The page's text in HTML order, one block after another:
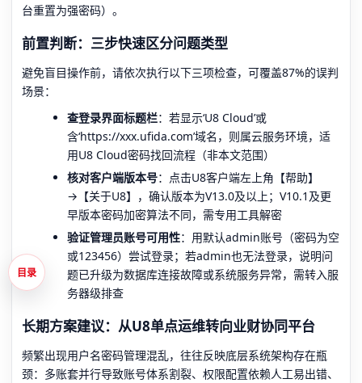
台重置为强密码）。
前置判断：三步快速区分问题类型
避免盲目操作前，请依次执行以下三项检查，可覆盖87%的误判
场景：
查登录界面标题栏：若显示‘U8 Cloud’或
含‘https://xxx.ufida.com’域名，则属云服务环境，适
用U8 Cloud密码找回流程（非本文范围）
核对客户端版本号：点击U8客户端左上角【帮助】
→【关于U8】，确认版本为V13.0及以上；V10.1及更
早版本密码加密算法不同，需专用工具解密
验证管理员账号可用性：用默认admin账号（密码为空
或123456）尝试登录；若admin也无法登录，说明问
题已升级为数据库连接故障或系统服务异常，需转入服
务器级排查
长期方案建议：从U8单点运维转向业财协同平台
频繁出现用户名密码管理混乱，往往反映底层系统架构存在瓶
颈：多账套并行导致账号体系割裂、权限配置依赖人工易出错、
目录